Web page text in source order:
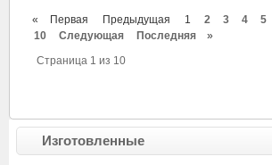
« Первая Предыдущая 1 2 3 4 5
10
Следующая Последняя
»
Страница 1 из 10
Изготовленные